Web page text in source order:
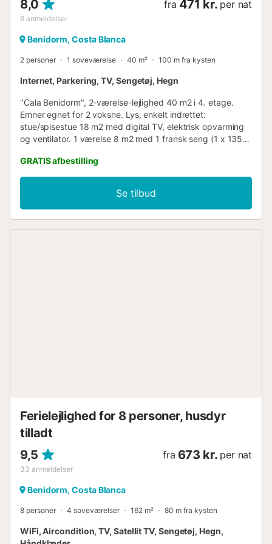
8,0
6 anmeldelser
fra 471 kr. per nat
Benidorm, Costa Blanca
2 personer 1 soveværelse 40 m² 100 m fra kysten
Internet, Parkering, TV, Sengetøj, Hegn
"Cala Benidorm", 2-værelse-lejlighed 40 m2 i 4. etage.
Emner egnet for 2 voksne. Lys, enkelt indrettet:
stue/spisestue 18 m2 med digital TV, elektrisk opvarming
og ventilator. 1 værelse 8 m2 med 1 fransk seng (1 x 135
Lille køkken 4 m2 (ovn, 4 keramiske kogeplader,
Brødrister, kedel, mikroovn, fryser, elektrisk kaffemaskine).
Siddebadekar/WC. Ved siden udsigt over havet. Til
benyttelse: vaskemaskine, strygejern højstol, barneseng til
2 år, hårtørrer. Internet (trådløs LAN [WLAN], gratis).
GRATIS afbestilling
Se tilbud
Ferielejlighed for 8 personer, husdyr
tilladt
9,5
33 anmeldelser
fra 673 kr. per nat
Benidorm, Costa Blanca
8 personer 4 soveværelser 162 m² 80 m fra kysten
WiFi, Aircondition, TV, Satellit TV, Sengetøj, Hegn,